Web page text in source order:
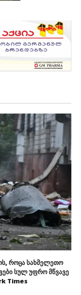
როცა სახმელეთო
სულ უფრო მწვავე
Times